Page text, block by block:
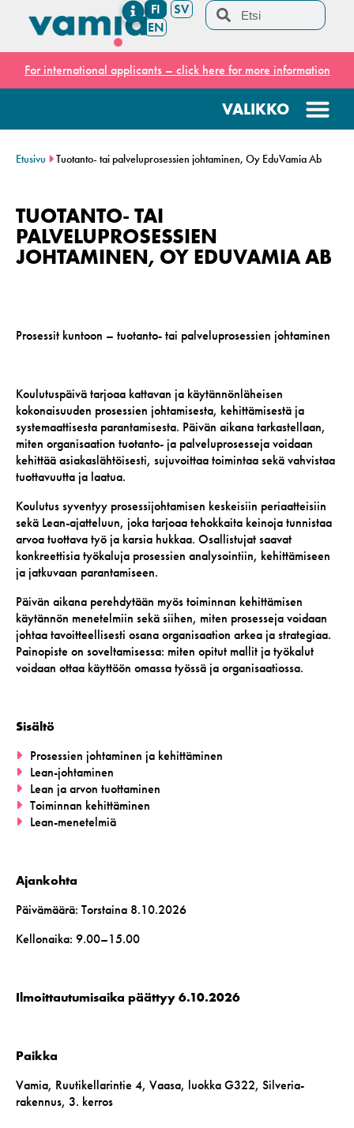
FI
SV
EN
For international applicants – click here for more information
Etusivu Tuotanto- tai palveluprosessien johtaminen, Oy EduVamia Ab
TUOTANTO- TAI
PALVELUPROSESSIEN
JOHTAMINEN, OY EDUVAMIA AB
Prosessit kuntoon – tuotanto- tai palveluprosessien johtaminen
Koulutuspäivä tarjoaa kattavan ja käytännönläheisen
kokonaisuuden prosessien johtamisesta, kehittämisestä ja
systemaattisesta parantamisesta. Päivän aikana tarkastellaan,
miten organisaation tuotanto- ja palveluprosesseja voidaan
kehittää asiakaslähtöisesti, sujuvoittaa toimintaa sekä vahvistaa
tuottavuutta ja laatua.
Koulutus syventyy prosessijohtamisen keskeisiin periaatteisiin
sekä Lean-ajatteluun, joka tarjoaa tehokkaita keinoja tunnistaa
arvoa tuottava työ ja karsia hukkaa. Osallistujat saavat
konkreettisia työkaluja prosessien analysointiin, kehittämiseen
ja jatkuvaan parantamiseen.
Päivän aikana perehdytään myös toiminnan kehittämisen
käytännön menetelmiin sekä siihen, miten prosesseja voidaan
johtaa tavoitteellisesti osana organisaation arkea ja strategiaa.
Painopiste on soveltamisessa: miten opitut mallit ja työkalut
voidaan ottaa käyttöön omassa työssä ja organisaatiossa.
Sisältö
Prosessien johtaminen ja kehittäminen
Lean-johtaminen
Lean ja arvon tuottaminen
Toiminnan kehittäminen
Lean-menetelmiä
Ajankohta
Päivämäärä: Torstaina 8.10.2026
Kellonaika: 9.00–15.00
Ilmoittautumisaika päättyy 6.10.2026
Paikka
Vamia, Ruutikellarintie 4, Vaasa, luokka G322, Silveria-
rakennus, 3. kerros